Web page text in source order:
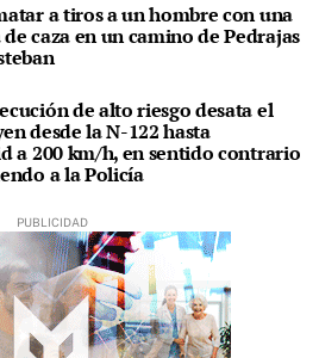
a tiros a un hombre con una
caza en un camino de Pedrajas
de alto riesgo desata el
desde la N-122 hasta
a 200 km/h, en sentido contrario
a la Policía